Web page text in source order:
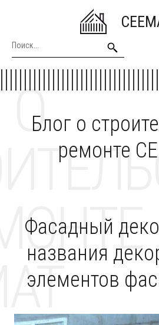
Блог о
ремонте
О
Фасадный
названия
элементов